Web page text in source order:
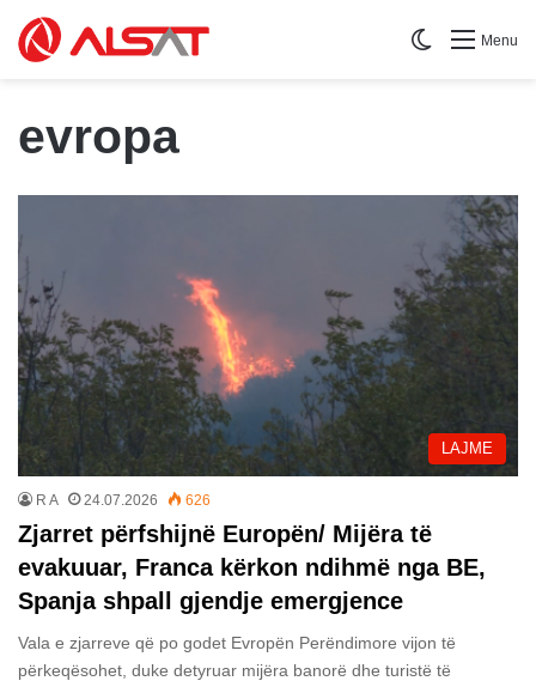
Menu
Switch skin
evropa
LAJME
R A 24.07.2026 626
Zjarret përfshijnë Europën/ Mijëra të
evakuuar, Franca kërkon ndihmë nga BE,
Spanja shpall gjendje emergjence
Vala e zjarreve që po godet Evropën Perëndimore vijon të
përkeqësohet, duke detyruar mijëra banorë dhe turistë të